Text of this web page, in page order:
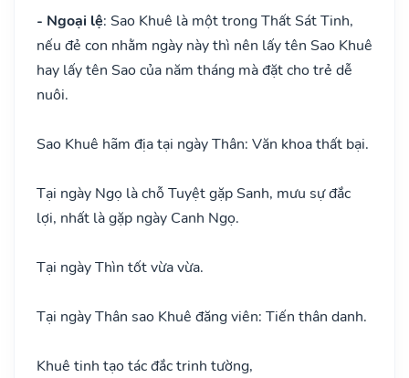
- Ngoại lệ: Sao Khuê là một trong Thất Sát Tinh,
nếu đẻ con nhằm ngày này thì nên lấy tên Sao Khuê
hay lấy tên Sao của năm tháng mà đặt cho trẻ dễ
nuôi.
Sao Khuê hãm địa tại ngày Thân: Văn khoa thất bại.
Tại ngày Ngọ là chỗ Tuyệt gặp Sanh, mưu sự đắc
lợi, nhất là gặp ngày Canh Ngọ.
Tại ngày Thìn tốt vừa vừa.
Tại ngày Thân sao Khuê đăng viên: Tiến thân danh.
Khuê tinh tạo tác đắc trinh tường,